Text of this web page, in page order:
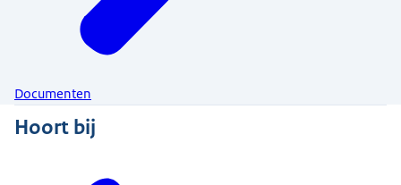
Documenten
Hoort bij